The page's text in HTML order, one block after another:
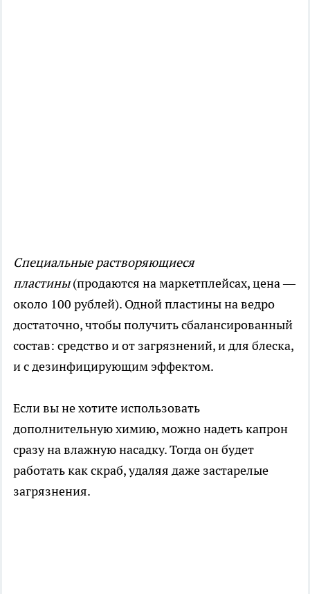
Специальные растворяющиеся
пластины(продаются на маркетплейсах, цена —
около 100 рублей). Одной пластины на ведро
достаточно, чтобы получить сбалансированный
состав: средство и от загрязнений, и для блеска,
и с дезинфицирующим эффектом.
Если вы не хотите использовать
дополнительную химию, можно надеть капрон
сразу на влажную насадку. Тогда он будет
работать как скраб, удаляя даже застарелые
загрязнения.